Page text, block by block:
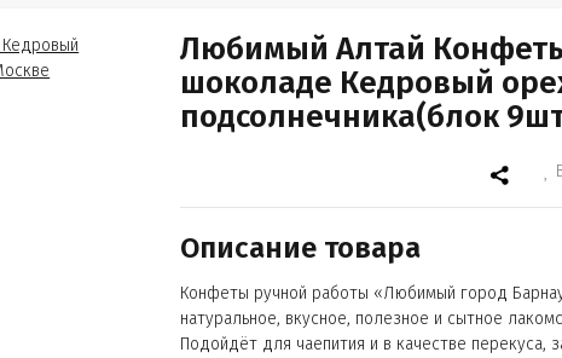
Любимый Алтай
шоколаде Кедровый
подсолнечника(блок
Описание товара
Конфеты ручной работы «Любимый город
натуральное, вкусное, полезное и сытное
Подойдёт для чаепития и в качестве перекуса,